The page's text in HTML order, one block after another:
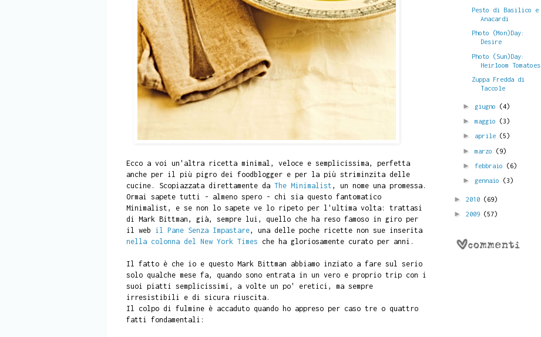
Ecco a voi un'altra ricetta minimal, veloce e semplicissima, perfetta
anche per il più pigro dei foodblogger e per la più striminzita delle
cucine. Scopiazzata direttamente da The Minimalist , un nome una promessa.
Ormai sapete tutti - almeno spero - chi sia questo fantomatico
Minimalist, e se non lo sapete ve lo ripeto per l'ultima volta: trattasi
di Mark Bittman, già, sempre lui, quello che ha reso famoso in giro per
il web il Pane Senza Impastare, una delle poche ricette non sue inserita
nella colonna del New York Times che ha gloriosamente curato per anni.
Il fatto è che io e questo Mark Bittman abbiamo inziato a fare sul serio
solo qualche mese fa, quando sono entrata in un vero e proprio trip con i
suoi piatti semplicissimi, a volte un po' eretici, ma sempre
irresistibili e di sicura riuscita.
Il colpo di fulmine è accaduto quando ho appreso per caso tre o quattro
fatti fondamentali:
Pesto di Basilico e
Anacardi
Photo (Mon)Day:
Desire
Photo (Sun)Day:
Heirloom Tomatoes
Zuppa Fredda di
Taccole
► giugno (4)
► maggio (3)
► aprile (5)
► marzo (9)
► febbraio (6)
► gennaio (3)
► 2010 (69)
► 2009 (57)